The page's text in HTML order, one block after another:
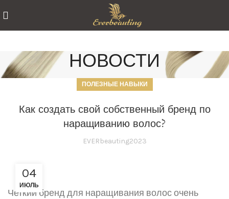
НОВОСТИ
ПОЛЕЗНЫЕ НАВЫКИ
Как создать свой собственный бренд по
наращиванию волос?
EVERbeauting2023
04
ИЮЛЬ
Четкий бренд для наращивания волос очень